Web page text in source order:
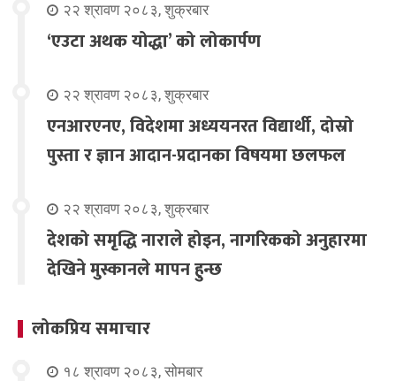
२२ श्रावण २०८३, शुक्रबार
‘एउटा अथक योद्धा’ को लोकार्पण
२२ श्रावण २०८३, शुक्रबार
एनआरएनए, विदेशमा अध्ययनरत विद्यार्थी, दोस्रो
पुस्ता र ज्ञान आदान-प्रदानका विषयमा छलफल
२२ श्रावण २०८३, शुक्रबार
देशको समृद्धि नाराले होइन, नागरिकको अनुहारमा
देखिने मुस्कानले मापन हुन्छ
लोकप्रिय समाचार
१८ श्रावण २०८३, सोमबार